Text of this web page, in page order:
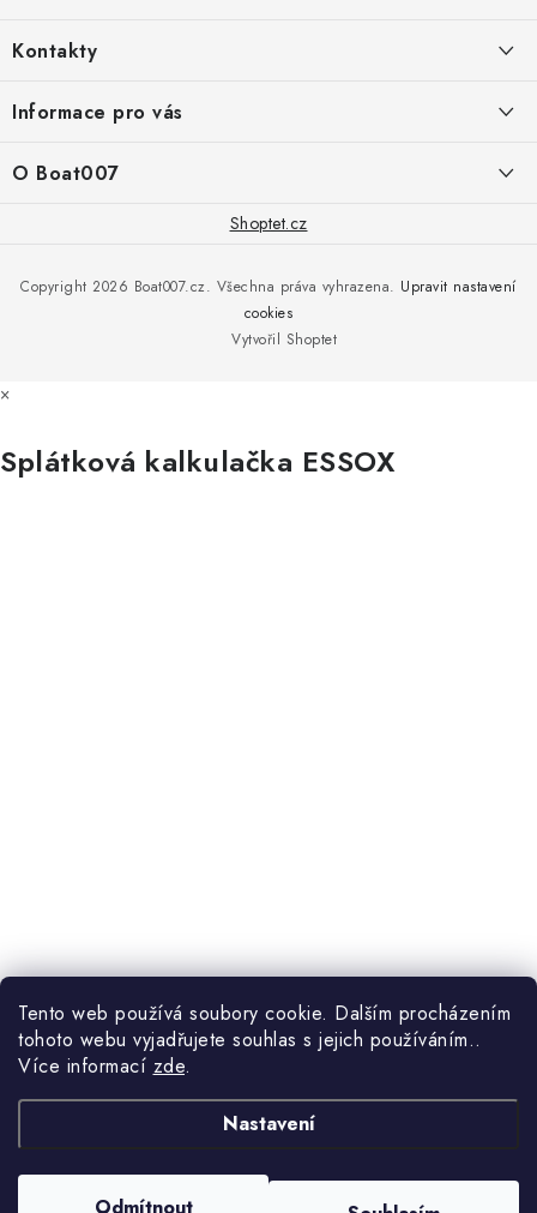
Tento web používá soubory cookie. Dalším procházením
tohoto webu vyjadřujete souhlas s jejich používáním..
Více informací zde.
Nastavení
p
a
Kontakty
+420 775 473 808
PŘÍJEM/VÝDEJ/SERVIS zakázek
Informace pro vás
Obchodní podmínky
Podmínky ochrany osobních údajů
O Boat007
Shoptet.cz
Vytvořil Shoptet
Copyright 2026 Boat007.cz. Všechna práva vyhrazena. Upravit nastavení
cookies
×
Splátková kalkulačka ESSOX